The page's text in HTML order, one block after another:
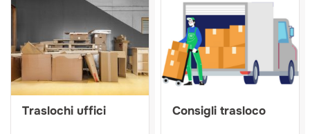
Traslochi uffici Consigli trasloco